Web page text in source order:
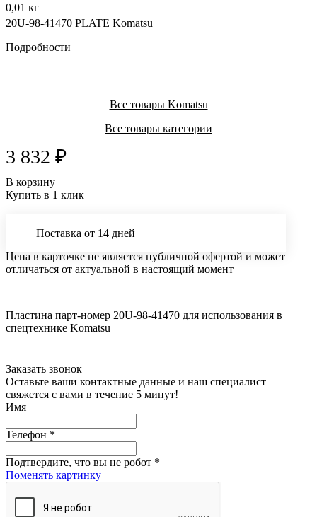
0,01 кг
20U-98-41470 PLATE Komatsu
Подробности
Все товары Komatsu
Все товары категории
3 832 ₽
В корзину
Купить в 1 клик
Поставка от 14 дней
Цена в карточке не является публичной офертой и может
отличаться от актуальной в настоящий момент
Пластина парт-номер 20U-98-41470 для использования в
спецтехнике Komatsu
Заказать звонок
Оставьте ваши контактные данные и наш специалист
свяжется с вами в течение 5 минут!
Имя
Телефон *
Подтвердите, что вы не робот *
Поменять картинку